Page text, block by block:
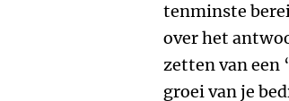
tenminste
over het
zetten van een
groei van je